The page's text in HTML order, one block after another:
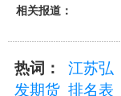
相关报道：
热词： 江苏弘
发期货 排名表